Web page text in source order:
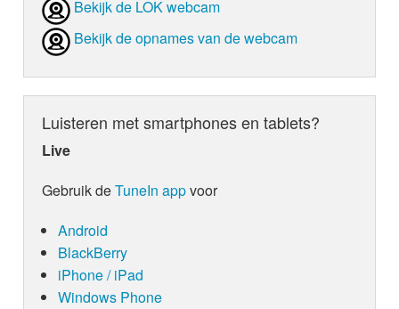
Bekijk de LOK webcam
Bekijk de opnames van de webcam
Luisteren met smartphones en tablets?
Live
Gebruik deTuneIn appvoor
Android
BlackBerry
iPhone / iPad
Windows Phone